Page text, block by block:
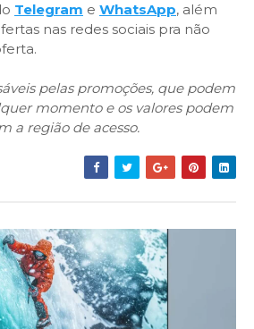
Telegram e WhatsApp, além
nas redes sociais pra não
pelas promoções, que podem
momento e os valores podem
a região de acesso.